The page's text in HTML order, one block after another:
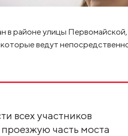
в районе улицы Первомайской,
ведут
всех участников
часть моста